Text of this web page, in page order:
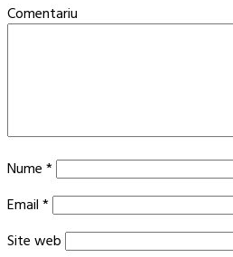
Comentariu
Nume *
Email *
Site web